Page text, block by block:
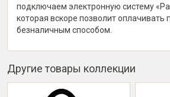
подключаем электронную систему
которая вскоре позволит оплачивать
безналичным способом.
Другие товары коллекции